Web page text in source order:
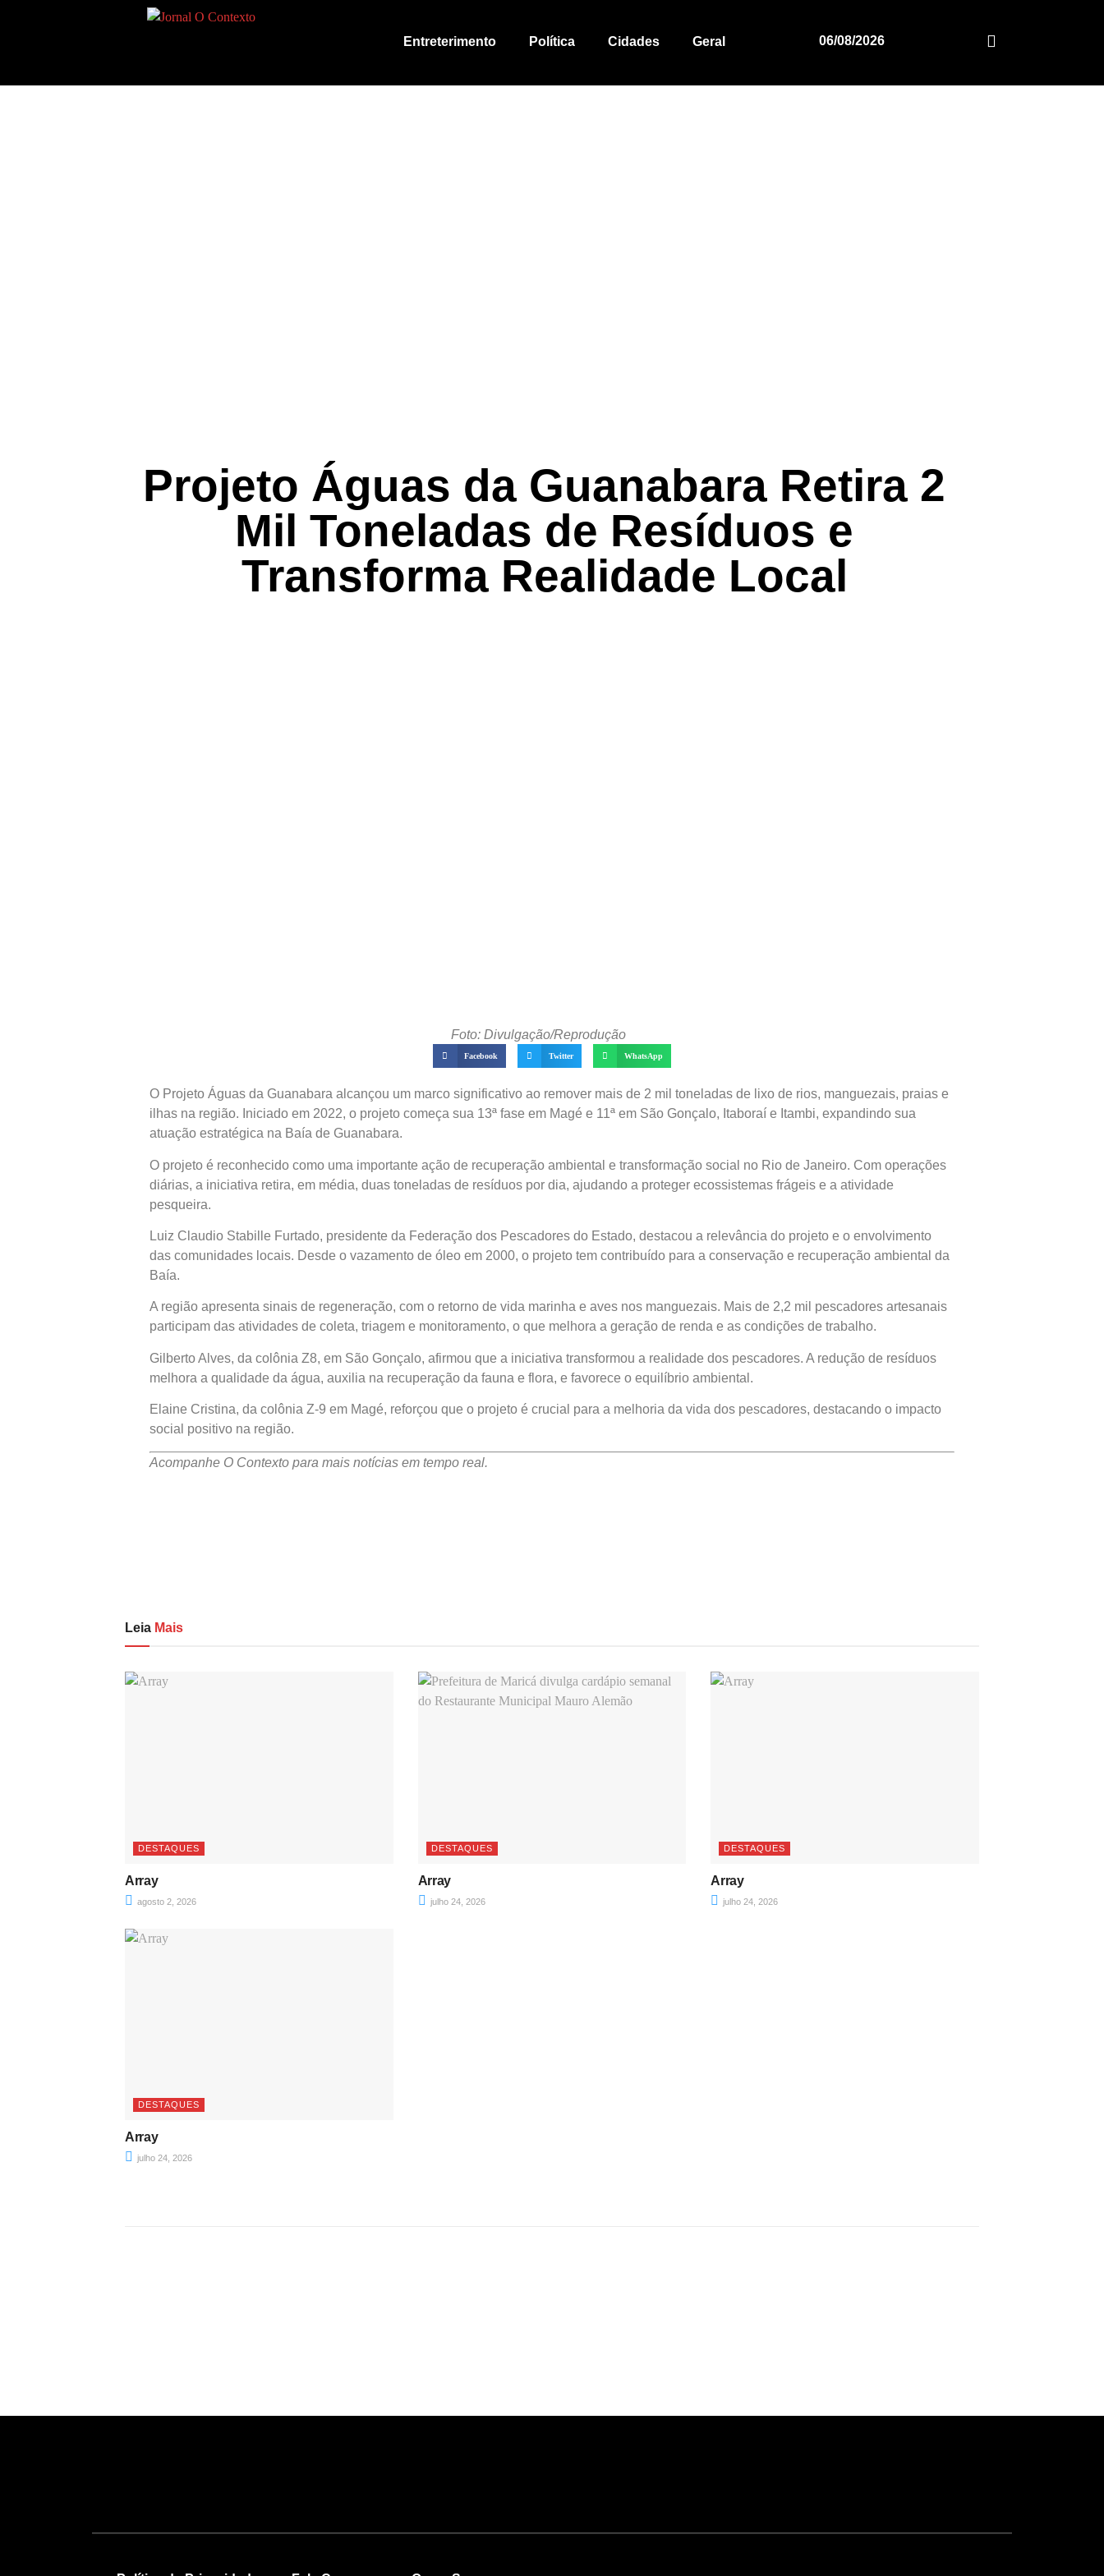
Entreterimento Política Cidades Geral 06/08/2026
Projeto Águas da Guanabara Retira 2
Mil Toneladas de Resíduos e
Transforma Realidade Local
Foto: Divulgação/Reprodução
Facebook Twitter WhatsApp
O Projeto Águas da Guanabara alcançou um marco significativo ao remover mais de 2 mil toneladas de lixo de rios, manguezais, praias e
ilhas na região. Iniciado em 2022, o projeto começa sua 13ª fase em Magé e 11ª em São Gonçalo, Itaboraí e Itambi, expandindo sua
atuação estratégica na Baía de Guanabara.
O projeto é reconhecido como uma importante ação de recuperação ambiental e transformação social no Rio de Janeiro. Com operações
diárias, a iniciativa retira, em média, duas toneladas de resíduos por dia, ajudando a proteger ecossistemas frágeis e a atividade
pesqueira.
Luiz Claudio Stabille Furtado, presidente da Federação dos Pescadores do Estado, destacou a relevância do projeto e o envolvimento
das comunidades locais. Desde o vazamento de óleo em 2000, o projeto tem contribuído para a conservação e recuperação ambiental da
Baía.
A região apresenta sinais de regeneração, com o retorno de vida marinha e aves nos manguezais. Mais de 2,2 mil pescadores artesanais
participam das atividades de coleta, triagem e monitoramento, o que melhora a geração de renda e as condições de trabalho.
Gilberto Alves, da colônia Z8, em São Gonçalo, afirmou que a iniciativa transformou a realidade dos pescadores. A redução de resíduos
melhora a qualidade da água, auxilia na recuperação da fauna e flora, e favorece o equilíbrio ambiental.
Elaine Cristina, da colônia Z-9 em Magé, reforçou que o projeto é crucial para a melhoria da vida dos pescadores, destacando o impacto
social positivo na região.
Acompanhe O Contexto para mais notícias em tempo real.
Leia Mais
DESTAQUES
Array
agosto 2, 2026
DESTAQUES
Array
julho 24, 2026
DESTAQUES
Array
julho 24, 2026
DESTAQUES
Array
julho 24, 2026